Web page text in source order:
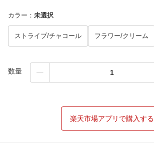
カラー ： 未選択
ストライプ/チャコール フラワー/クリーム
数量
楽天市場アプリで購入する